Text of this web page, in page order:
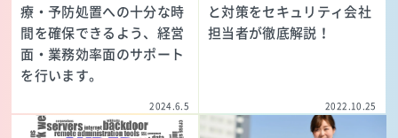
療・予防処置への十分な時
間を確保できるよう、経営
面・業務効率面のサポート
を行います。
2024.6.5
と対策をセキュリティ会社
担当者が徹底解説！
2022.10.25